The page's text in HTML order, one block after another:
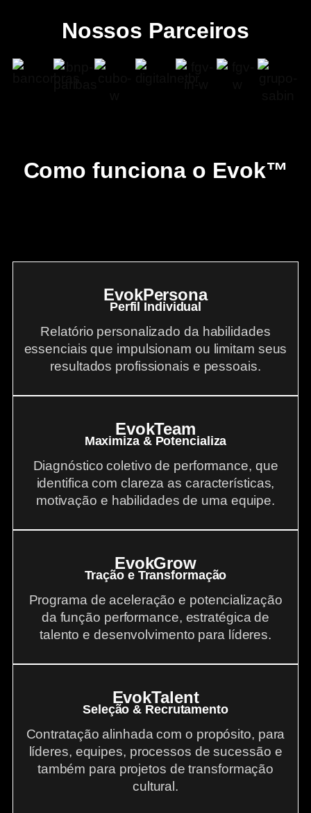
Nossos Parceiros
Como funciona o Evok™
EvokPersona
Perfil Individual
Relatório personalizado da habilidades
essenciais que impulsionam ou limitam seus
resultados profissionais e pessoais.
EvokTeam
Maximiza & Potencializa
Diagnóstico coletivo de performance, que
identifica com clareza as características,
motivação e habilidades de uma equipe.
EvokGrow
Tração e Transformação
Programa de aceleração e potencialização
da função performance, estratégica de
talento e desenvolvimento para líderes.
EvokTalent
Seleção & Recrutamento
Contratação alinhada com o propósito, para
líderes, equipes, processos de sucessão e
também para projetos de transformação
cultural.